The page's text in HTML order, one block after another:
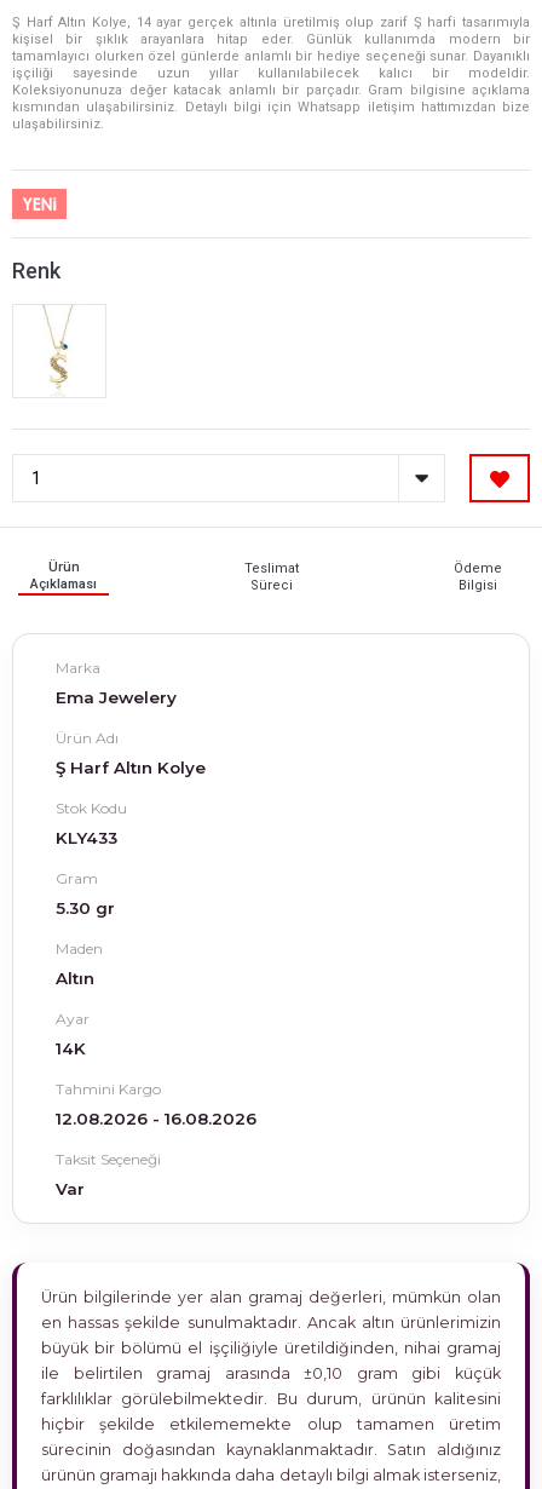
Ş Harf Altın Kolye, 14 ayar gerçek altınla üretilmiş olup zarif Ş harfi tasarımıyla
kişisel bir şıklık arayanlara hitap eder. Günlük kullanımda modern bir
tamamlayıcı olurken özel günlerde anlamlı bir hediye seçeneği sunar. Dayanıklı
işçiliği sayesinde uzun yıllar kullanılabilecek kalıcı bir modeldir.
Koleksiyonunuza değer katacak anlamlı bir parçadır. Gram bilgisine açıklama
kısmından ulaşabilirsiniz. Detaylı bilgi için Whatsapp iletişim hattımızdan bize
ulaşabilirsiniz.
Renk
Ürün
Açıklaması
Teslimat
Süreci
Ödeme
Bilgisi
Marka
Ema Jewelery
Ürün Adı
Ş Harf Altın Kolye
Stok Kodu
KLY433
Gram
5.30 gr
Maden
Altın
Ayar
14K
Tahmini Kargo
12.08.2026 - 16.08.2026
Taksit Seçeneği
Var
Ürün bilgilerinde yer alan gramaj değerleri, mümkün olan
en hassas şekilde sunulmaktadır. Ancak altın ürünlerimizin
büyük bir bölümü el işçiliğiyle üretildiğinden, nihai gramaj
ile belirtilen gramaj arasında ±0,10 gram gibi küçük
farklılıklar görülebilmektedir. Bu durum, ürünün kalitesini
hiçbir şekilde etkilememekte olup tamamen üretim
sürecinin doğasından kaynaklanmaktadır. Satın aldığınız
ürünün gramajı hakkında daha detaylı bilgi almak isterseniz,